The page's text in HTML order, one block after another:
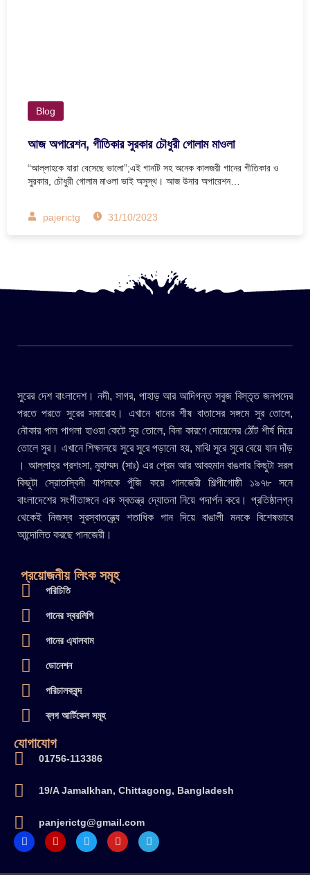
Blog
আজ অপারেশন, গীতিকার সুরকার চৌধুরী গোলাম মাওলা
“আল্লাহকে যারা বেসেছে ভালো”;এই গানটি সহ অনেক কালজয়ী গানের গীতিকার ও
সুরকার, চৌধুরী গোলাম মাওলা ভাই অসুস্থ। আজ উনার অপারেশন…
pajerictg 31/10/2023
সুরের দেশ বাংলাদেশ। নদী, সাগর, পাহাড় আর আদিগন্ত সবুজ বিস্তৃত জনপদের
পরতে পরতে সুরের সমারোহ। এখানে ধানের শীষ বাতাসের সঙ্গমে সুর তোলে,
নৌকার পাল পাগলা হাওয়া কেটে সুর তোলে, বিনা কারণে দোয়েলের ঠোঁট শীর্ষ দিয়ে
তোলে সুর। এখানে শিক্ষালয়ে সুরে সুরে পড়ানো হয়, মাঝি সুরে সুরে বেয়ে যান দাঁড়
। আল্লাহ্র প্রশংসা, মুহাম্মদ (সাঃ) এর প্রেম আর আবহমান বাঙলার কিছুটা সরল
কিছুটা স্রোতস্বিনী যাপনকে পুঁজি করে পানজেরী শিল্পীগোষ্ঠী ১৯৭৮ সনে
বাংলাদেশের সংগীতাঙ্গনে এক স্বতন্ত্র দ্যোতনা নিয়ে পদার্পন করে। প্রতিষ্ঠালগ্ন
থেকেই নিজস্ব সুরস্বাতন্ত্র্যে শতাধিক গান দিয়ে বাঙালী মনকে বিশেষভাবে
আন্দোলিত করছে পানজেরী।
প্রয়োজনীয় লিংক সমূহ
পরিচিতি
গানের স্বরলিপি
গানের এ্যালবাম
ডোনেশন
পরিচালকবৃন্দ
ব্লগ আর্টিকেল সমূহ
যোগাযোগ
01756-113386
19/A Jamalkhan, Chittagong, Bangladesh
panjerictg@gmail.com